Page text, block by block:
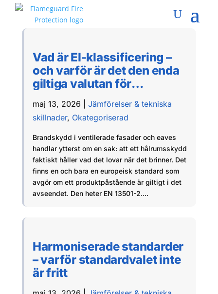
Vad är EI-klassificering –
och varför är det den enda
giltiga valutan för
brandskydd i luftspalter?
maj 13, 2026
Jämförelser & tekniska
skillnader, Okategoriserad
Brandskydd i ventilerade fasader och eaves
handlar ytterst om en sak: att ett hålrumsskydd
faktiskt håller vad det lovar när det brinner. Det
finns en och bara en europeisk standard som
avgör om ett produktpåstående är giltigt i det
avseendet. Den heter EN 13501-2....
Harmoniserade standarder
– varför standardvalet inte
är fritt